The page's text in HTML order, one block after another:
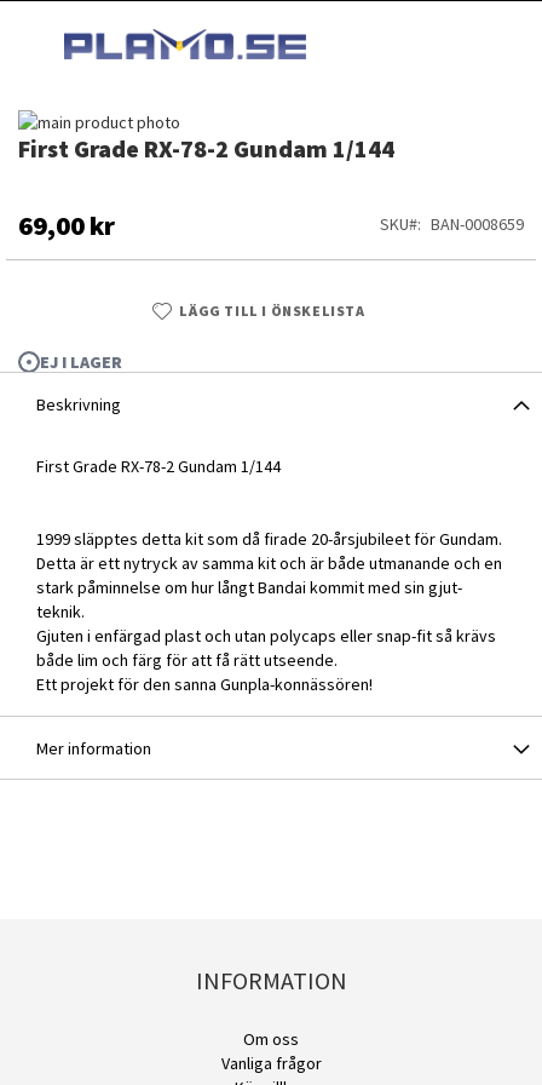
INNEHÅLLET
First Grade RX-78-2 Gundam 1/144
69,00 kr SKU BAN-0008659
LÄGG TILL I ÖNSKELISTA
EJ I LAGER
Hoppa
till
bildgalleriet
Hoppa
av
bildgalleriet
Beskrivning
First Grade RX-78-2 Gundam 1/144
1999 släpptes detta kit som då firade 20-årsjubileet för Gundam.
Detta är ett nytryck av samma kit och är både utmanande och en
stark påminnelse om hur långt Bandai kommit med sin gjut-
teknik.
Gjuten i enfärgad plast och utan polycaps eller snap-fit så krävs
både lim och färg för att få rätt utseende.
Ett projekt för den sanna Gunpla-konnässören!
Mer information
INFORMATION
Om oss
Vanliga frågor